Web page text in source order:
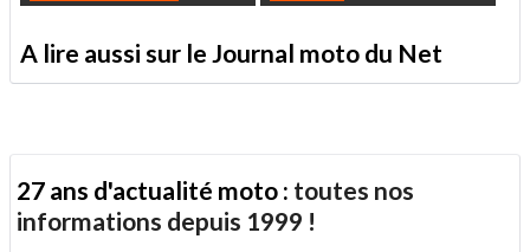
A lire aussi sur le Journal moto du Net
27 ans d'actualité moto : toutes nos
informations depuis 1999 !